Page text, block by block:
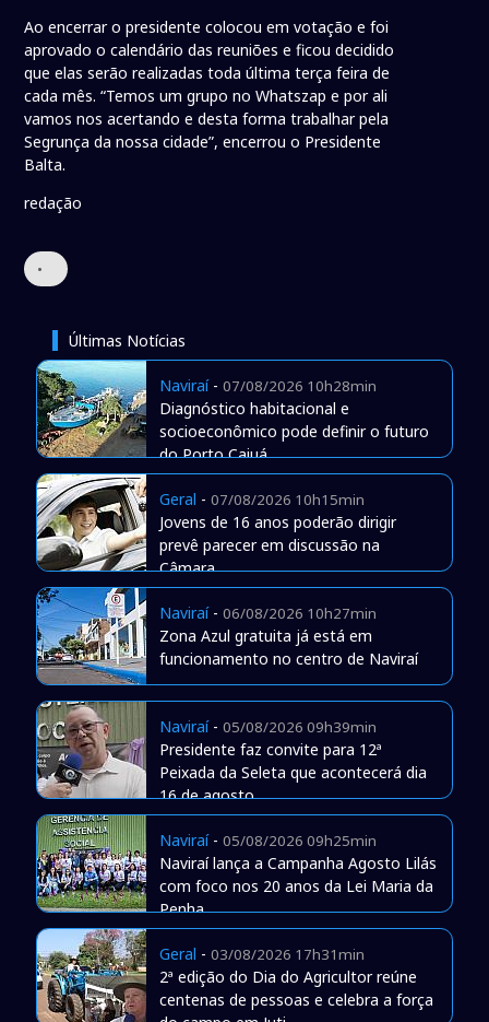
Ao encerrar o presidente colocou em votação e foi
aprovado o calendário das reuniões e ficou decidido
que elas serão realizadas toda última terça feira de
cada mês. “Temos um grupo no Whatszap e por ali
vamos nos acertando e desta forma trabalhar pela
Segrunça da nossa cidade”, encerrou o Presidente
Balta.
redação
•
Últimas Notícias
Naviraí- 07/08/2026 10h28min
Diagnóstico habitacional e
socioeconômico pode definir o futuro
do Porto Caiuá
Geral - 07/08/2026 10h15min
Jovens de 16 anos poderão dirigir
prevê parecer em discussão na
Câmara
Naviraí- 06/08/2026 10h27min
Zona Azul gratuita já está em
funcionamento no centro de Naviraí
Naviraí- 05/08/2026 09h39min
Presidente faz convite para 12ª
Peixada da Seleta que acontecerá dia
16 de agosto
Naviraí- 05/08/2026 09h25min
Naviraí lança a Campanha Agosto Lilás
com foco nos 20 anos da Lei Maria da
Penha
Geral - 03/08/2026 17h31min
2ª edição do Dia do Agricultor reúne
centenas de pessoas e celebra a força